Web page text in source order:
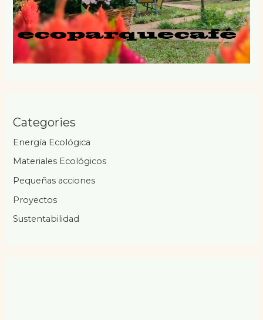
Categories
Energía Ecológica
Materiales Ecológicos
Pequeñas acciones
Proyectos
Sustentabilidad